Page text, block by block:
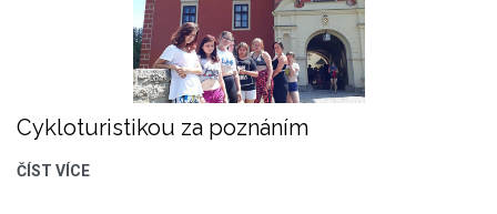
Cykloturistikou za poznáním
ČÍST VÍCE